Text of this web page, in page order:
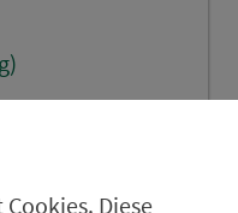
Str.
Diese